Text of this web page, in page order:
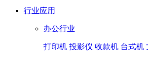
行业应用
办公行业
打印机 投影仪 收款机 台式机